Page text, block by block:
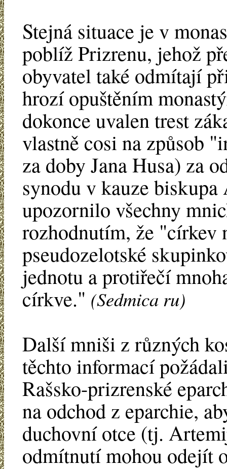
Stejná situace je v
poblíž Prizrenu, jehož
obyvatel také odmítají
hrozí opuštěním
dokonce uvalen trest
vlastně cosi na způsob
za doby Jana Husa) za
synodu v kauze
upozornilo všechny
rozhodnutím, že "církev
pseudozelotské
jednotu a protiřečí
církve." (Sedmica ru)
Další mniši z různých
těchto informací
Rašsko-prizrenské
na odchod z eparchie,
duchovní otce (tj.
odmítnutí mohou odejít